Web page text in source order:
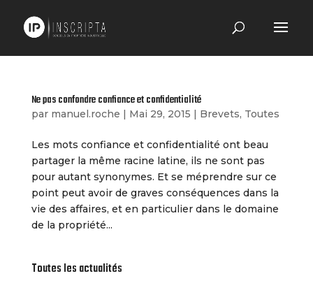
Ne pas confondre confiance et confidentialité
par manuel.roche | Mai 29, 2015 | Brevets, Toutes
Les mots confiance et confidentialité ont beau
partager la même racine latine, ils ne sont pas
pour autant synonymes. Et se méprendre sur ce
point peut avoir de graves conséquences dans la
vie des affaires, et en particulier dans le domaine
de la propriété...
Toutes les actualités